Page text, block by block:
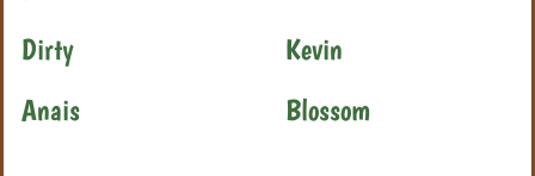
Dirty
Kevin
Anais
Blossom